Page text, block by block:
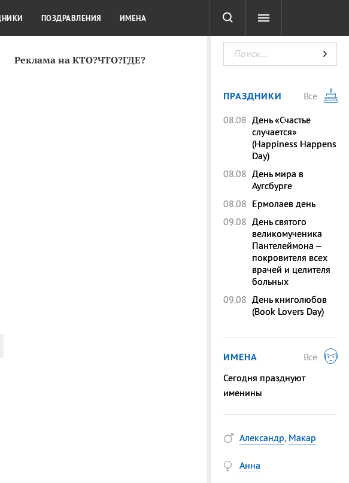
Реклама на КТО?ЧТО?ГДЕ?
КРАСОТА ТЕСТЫ
ПОЗДРАВЛЕНИЯ ИМЕНА
ПРАЗДНИКИ
Все
08.08 День «Счастье
случается»
(Happiness Happens
Day)
08.08 День мира в
Аугсбурге
08.08 Ермолаев день
09.08 День святого
великомученика
Пантелеймона –
покровителя всех
врачей и целителя
больных
09.08 День книголюбов
(Book Lovers Day)
ИМЕНА
Все
Сегодня празднуют
именины
Александр, Макар
Анна